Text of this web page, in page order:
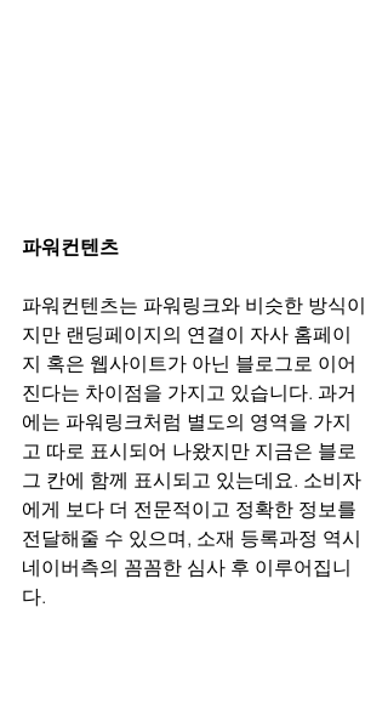
파워컨텐츠
파워컨텐츠는 파워링크와 비슷한 방식이
지만 랜딩페이지의 연결이 자사 홈페이
지 혹은 웹사이트가 아닌 블로그로 이어
진다는 차이점을 가지고 있습니다. 과거
에는 파워링크처럼 별도의 영역을 가지
고 따로 표시되어 나왔지만 지금은 블로
그 칸에 함께 표시되고 있는데요. 소비자
에게 보다 더 전문적이고 정확한 정보를
전달해줄 수 있으며, 소재 등록과정 역시
네이버측의 꼼꼼한 심사 후 이루어집니
다.